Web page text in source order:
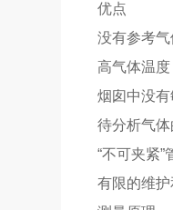
优点
没有参考
高气体温
烟囱中没
待分析气
“不可夹紧”
有限的维